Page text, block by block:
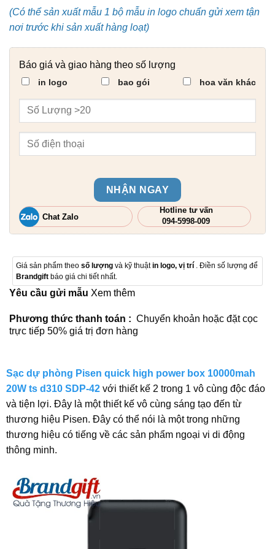
(Có thể sản xuất mẫu 1 bộ mẫu in logo chuẩn gửi xem tận
nơi trước khi sản xuất hàng loạt)
Báo giá và giao hàng theo số lượng
in logo bao gói hoa văn khác
NHẬN NGAY
Chat Zalo
Hotline tư vấn
094-5998-009
Giá sản phẩm theo số lượng và kỹ thuậtin logo, vị trí . Điền số lượng để
Brandgift báo giá chi tiết nhất.
Yêu cầu gửi mẫu Xem thêm
Phương thức thanh toán : Chuyển khoản hoặc đặt cọc
trực tiếp 50% giá trị đơn hàng
Sạc dự phòng Pisen quick high power box 10000mah
20W ts d310 SDP-42với thiết kế 2 trong 1 vô cùng độc đáo
và tiện lợi. Đây là một thiết kế vô cùng sáng tạo đến từ
thương hiệu Pisen. Đây có thể nói là một trong những
thương hiệu có tiếng về các sản phẩm ngoại vi di động
thông minh.